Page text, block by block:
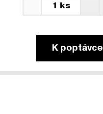
1 ks
K poptávce